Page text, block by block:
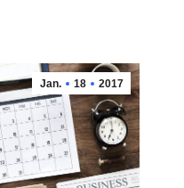
Jan. 18 2017